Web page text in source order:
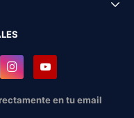
en tu email